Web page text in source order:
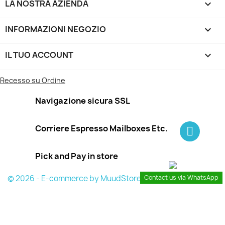
LA NOSTRA AZIENDA 
INFORMAZIONI NEGOZIO keyboard_arrow_down
IL TUO ACCOUNT 
Recesso su Ordine
Navigazione sicura SSL
Corriere Espresso Mailboxes Etc.
Pick and Pay in store
© 2026 - E-commerce by MuudStore Contact us via WhatsApp